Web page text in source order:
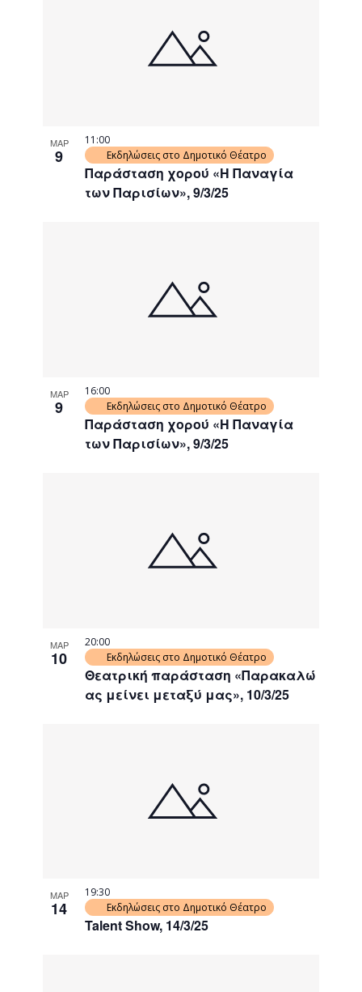
ΜΑΡ
9
Παράσταση χορού «Η Παναγία
των Παρισίων», 9/3/25
11:00
Εκδηλώσεις στο Δημοτικό Θέατρο
ΜΑΡ
9
Παράσταση χορού «Η Παναγία
των Παρισίων», 9/3/25
16:00
Εκδηλώσεις στο Δημοτικό Θέατρο
ΜΑΡ
10
Θεατρική παράσταση «Παρακαλώ
ας μείνει μεταξύ μας», 10/3/25
20:00
Εκδηλώσεις στο Δημοτικό Θέατρο
ΜΑΡ
14
Talent Show, 14/3/25
19:30
Εκδηλώσεις στο Δημοτικό Θέατρο